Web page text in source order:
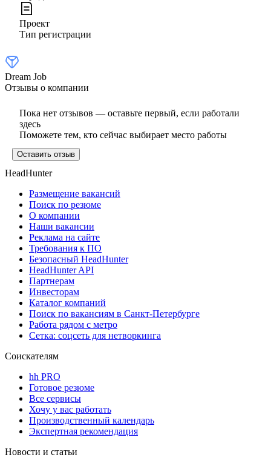
Проект
Тип регистрации
Dream Job
Отзывы о компании
Пока нет отзывов — оставьте первый, если работали
здесь
Поможете тем, кто сейчас выбирает место работы
Оставить отзыв
HeadHunter
Размещение вакансий
Поиск по резюме
О компании
Наши вакансии
Реклама на сайте
Требования к ПО
Безопасный HeadHunter
HeadHunter API
Партнерам
Инвесторам
Каталог компаний
Поиск по вакансиям в Санкт-Петербурге
Работа рядом с метро
Сетка: соцсеть для нетворкинга
Соискателям
hh PRO
Готовое резюме
Все сервисы
Хочу у вас работать
Производственный календарь
Экспертная рекомендация
Новости и статьи